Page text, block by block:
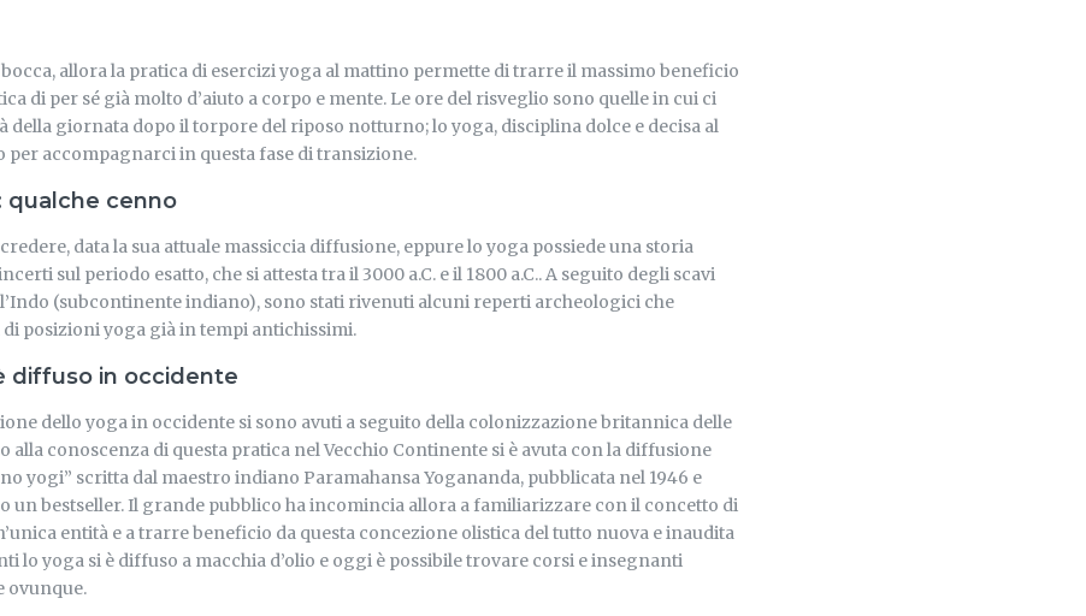
bocca, allora la pratica di esercizi yoga al mattino permette di trarre il massimo beneficio
di per sé già molto d’aiuto a corpo e mente. Le ore del risveglio sono quelle in cui ci
della giornata dopo il torpore del riposo notturno; lo yoga, disciplina dolce e decisa al
per accompagnarci in questa fase di transizione.
qualche cenno
data la sua attuale massiccia diffusione, eppure lo yoga possiede una storia
sul periodo esatto, che si attesta tra il 3000 a.C. e il 1800 a.C.. A seguito degli scavi
(subcontinente indiano), sono stati rivenuti alcuni reperti archeologici che
posizioni yoga già in tempi antichissimi.
diffuso in occidente
dello yoga in occidente si sono avuti a seguito della colonizzazione britannica delle
alla conoscenza di questa pratica nel Vecchio Continente si è avuta con la diffusione
yogi” scritta dal maestro indiano Paramahansa Yogananda, pubblicata nel 1946 e
un bestseller. Il grande pubblico ha incomincia allora a familiarizzare con il concetto di
entità e a trarre beneficio da questa concezione olistica del tutto nuova e inaudita
lo yoga si è diffuso a macchia d’olio e oggi è possibile trovare corsi e insegnanti
ovunque.